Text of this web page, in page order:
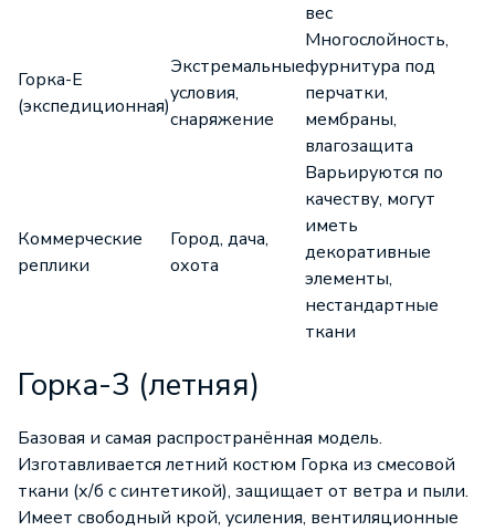
вес
Горка-Е
(экспедиционная)
Экстремальные
условия,
снаряжение
Многослойность,
фурнитура под
перчатки,
мембраны,
влагозащита
Коммерческие
реплики
Город, дача,
охота
Варьируются по
качеству, могут
иметь
декоративные
элементы,
нестандартные
ткани
Горка-3 (летняя)
Базовая и самая распространённая модель.
Изготавливается летний костюм Горка из смесовой
ткани (х/б с синтетикой), защищает от ветра и пыли.
Имеет свободный крой, усиления, вентиляционные